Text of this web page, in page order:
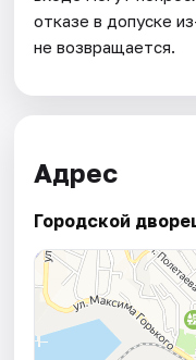
отказе в допуске
не возвращается.
Адрес
Городской